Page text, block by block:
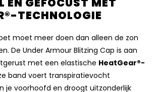
TECHNOLOGIE
moet meer doen dan alleen de zon
De Under Armour Blitzing Cap is aan
met een elastische HeatGear®-
band voert transpiratievocht
je voorhoofd en droogt uitzonderlijk